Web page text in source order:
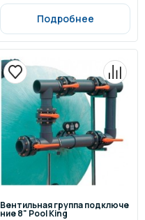
Подробнее
Вентильная группа подключе
ние 8" Pool King